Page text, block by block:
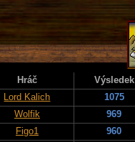
Hráč Výsledek
Lord Kalich 1075
Wolfik 969
Figo1 960